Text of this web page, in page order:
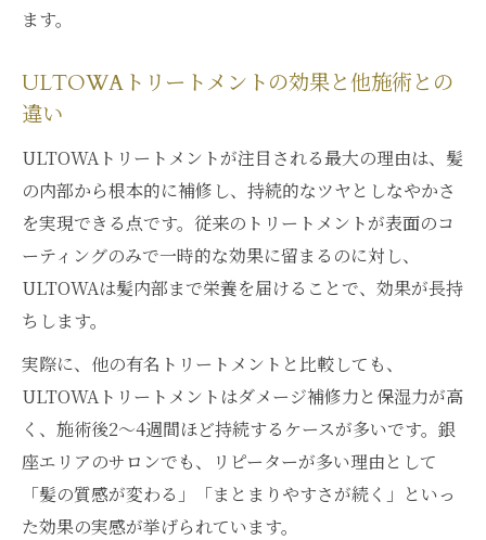
ます。
ULTOWAトリートメントの効果と他施術との
違い
ULTOWAトリートメントが注目される最大の理由は、髪
の内部から根本的に補修し、持続的なツヤとしなやかさ
を実現できる点です。従来のトリートメントが表面のコ
ーティングのみで一時的な効果に留まるのに対し、
ULTOWAは髪内部まで栄養を届けることで、効果が長持
ちします。
実際に、他の有名トリートメントと比較しても、
ULTOWAトリートメントはダメージ補修力と保湿力が高
く、施術後2～4週間ほど持続するケースが多いです。銀
座エリアのサロンでも、リピーターが多い理由として
「髪の質感が変わる」「まとまりやすさが続く」といっ
た効果の実感が挙げられています。